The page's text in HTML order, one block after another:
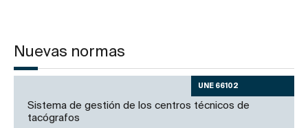
Nuevas normas
UNE 66102
Sistema de gestión de los centros técnicos de
tacógrafos